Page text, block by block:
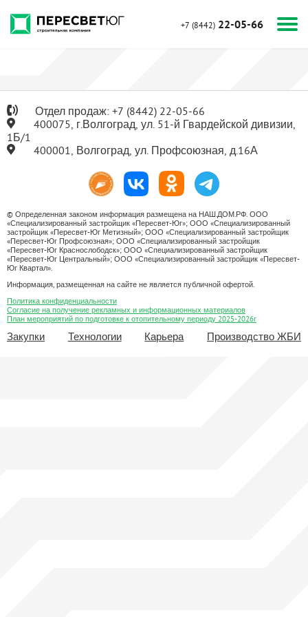
+7 (8442) 22-05-66
Отдел продаж: +7 (8442) 22-05-66
400075, г.Волгоград, ул. 51-й Гвардейской дивизии,
1Б/1
400001, Волгоград, ул. Профсоюзная, д.16А
© Определенная законом информация размещена на НАШ.ДОМ.РФ. ООО
«Специализированный застройщик «Пересвет-Юг»; ООО «Специализированный
застройщик «Пересвет-Юг Метизный»; ООО «Специализированный застройщик
«Пересвет-Юг Профсоюзная»; ООО «Специализированный застройщик
«Пересвет-Юг Краснослободск»; ООО «Специализированный застройщик
«Пересвет-Юг Центральный»; ООО «Специализированный застройщик «Пересвет-
Юг Квартал».
Информация, размещенная на сайте не является публичной офертой.
Политика конфиденциальности
Согласие на получение рекламных и информационных материалов
План мероприятий по подготовке к отопительному периоду 2025-2026г
Закупки Технологии Карьера Производство ЖБИ